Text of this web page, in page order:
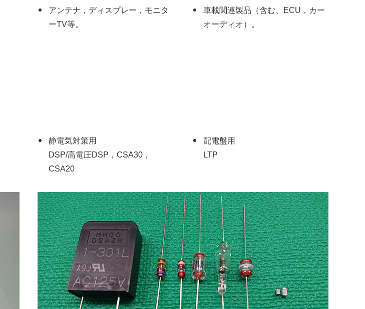
アンテナ，ディスプレー，モニタ
ーTV等。
車載関連製品（含む、ECU，カー
オーディオ）。
静電気対策用
DSP/高電圧DSP，CSA30，
CSA20
配電盤用
LTP